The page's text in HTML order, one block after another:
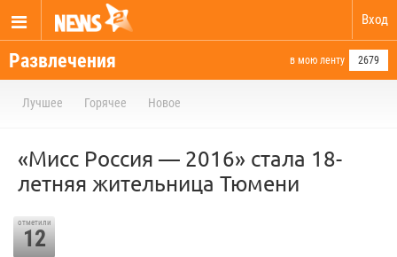
Вход
Развлечения в мою ленту 2679
Лучшее Горячее Новое
«Мисс Россия — 2016» стала 18-
летняя жительница Тюмени
отметили
12